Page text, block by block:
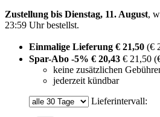
Zustellung bis Dienstag, 11. August,
23:59 Uhrbestellst.
Einmalige Lieferung € 21,50 (€
Spar-Abo -5% € 20,43 € 21,50
keine zusätzlichen
jederzeit kündbar
Lieferintervall: